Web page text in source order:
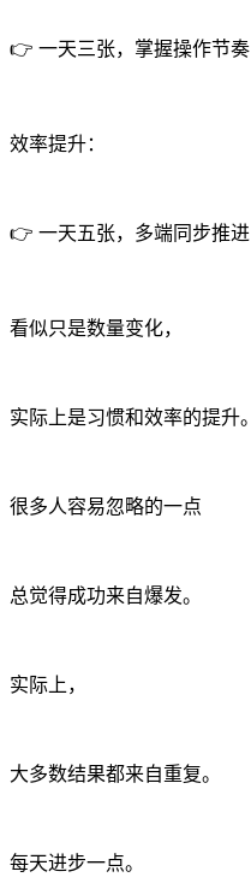
👉 一天三张，掌握操作节奏
效率提升：
👉 一天五张，多端同步推进
看似只是数量变化，
实际上是习惯和效率的提升。
很多人容易忽略的一点
总觉得成功来自爆发。
实际上，
大多数结果都来自重复。
每天进步一点。